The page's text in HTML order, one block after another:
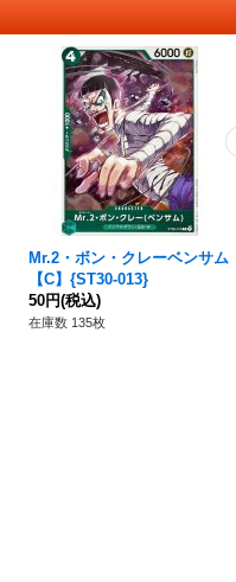
Mr.2・ボン・クレーベンサム
【C】{ST30-013}
50円(税込)
在庫数 135枚